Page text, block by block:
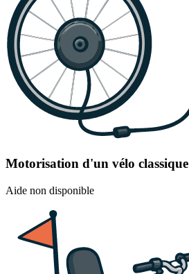
Motorisation d'un vélo classique
Aide non disponible